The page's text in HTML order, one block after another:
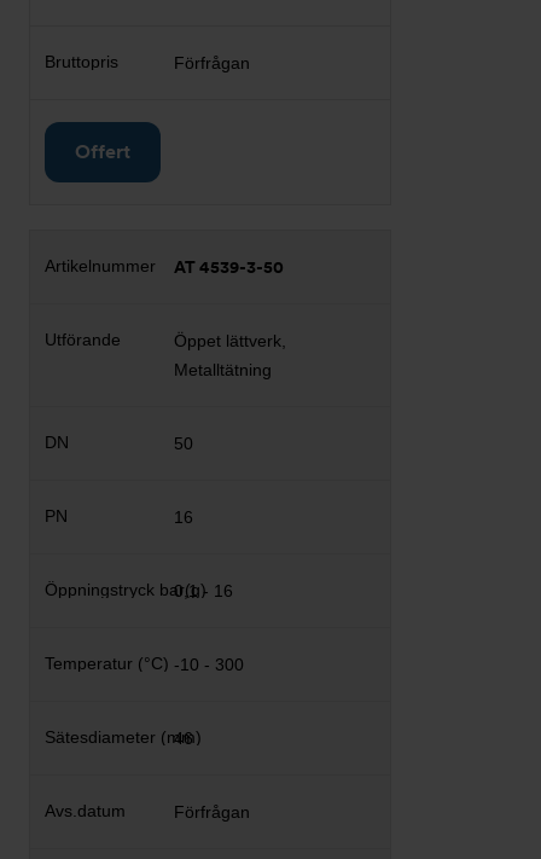
Förfrågan
Offert
AT 4539-3-50
Öppet lättverk,
Metalltätning
50
16
0,1 - 16
-10 - 300
46
Förfrågan